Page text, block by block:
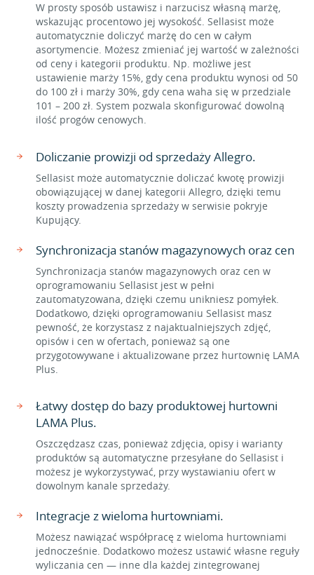
W prosty sposób ustawisz i narzucisz własną marżę,
wskazując procentowo jej wysokość. Sellasist może
automatycznie doliczyć marżę do cen w całym
asortymencie. Możesz zmieniać jej wartość w zależności
od ceny i kategorii produktu. Np. możliwe jest
ustawienie marży 15%, gdy cena produktu wynosi od 50
do 100 zł i marży 30%, gdy cena waha się w przedziale
101 – 200 zł. System pozwala skonfigurować dowolną
ilość progów cenowych.
Doliczanie prowizji od sprzedaży Allegro.
Sellasist może automatycznie doliczać kwotę prowizji
obowiązującej w danej kategorii Allegro, dzięki temu
koszty prowadzenia sprzedaży w serwisie pokryje
Kupujący.
Synchronizacja stanów magazynowych oraz cen
Synchronizacja stanów magazynowych oraz cen w
oprogramowaniu Sellasist jest w pełni
zautomatyzowana, dzięki czemu unikniesz pomyłek.
Dodatkowo, dzięki oprogramowaniu Sellasist masz
pewność, że korzystasz z najaktualniejszych zdjęć,
opisów i cen w ofertach, ponieważ są one
przygotowywane i aktualizowane przez hurtownię LAMA
Plus.
Łatwy dostęp do bazy produktowej hurtowni
LAMA Plus.
Oszczędzasz czas, ponieważ zdjęcia, opisy i warianty
produktów są automatyczne przesyłane do Sellasist i
możesz je wykorzystywać, przy wystawianiu ofert w
dowolnym kanale sprzedaży.
Integracje z wieloma hurtowniami.
Możesz nawiązać współpracę z wieloma hurtowniami
jednocześnie. Dodatkowo możesz ustawić własne reguły
wyliczania cen — inne dla każdej zintegrowanej